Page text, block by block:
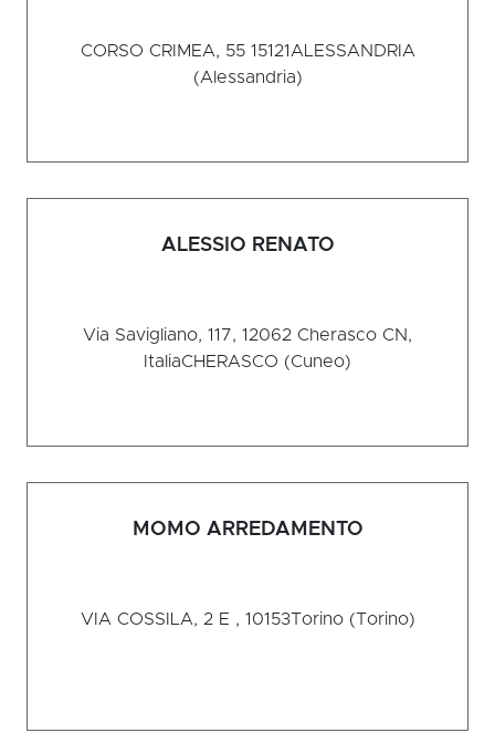
CORSO CRIMEA, 55 15121ALESSANDRIA
(Alessandria)
ALESSIO RENATO
Via Savigliano, 117, 12062 Cherasco CN,
ItaliaCHERASCO (Cuneo)
MOMO ARREDAMENTO
VIA COSSILA, 2 E , 10153Torino (Torino)